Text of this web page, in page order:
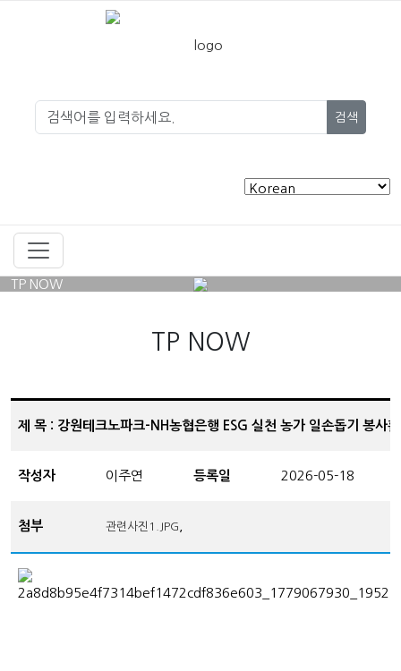
검색
TP NOW
TP NOW
제 목 : 강원테크노파크-NH농협은행 ESG 실천 농가 일손돕기 봉사
작성자 이주연 등록일 2026-05-18
첨부 관련사진1.JPG